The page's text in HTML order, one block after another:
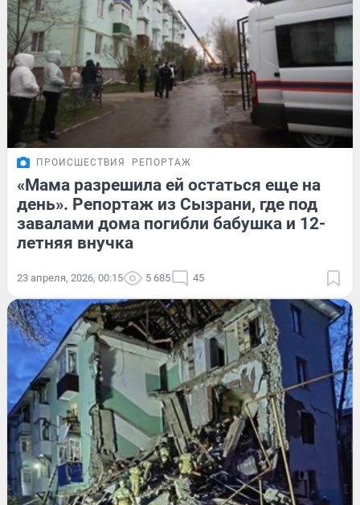
ПРОИСШЕСТВИЯ РЕПОРТАЖ
«Мама разрешила ей остаться еще на
день». Репортаж из Сызрани, где под
завалами дома погибли бабушка и 12-
летняя внучка
23 апреля, 2026, 00:15 5 685 45